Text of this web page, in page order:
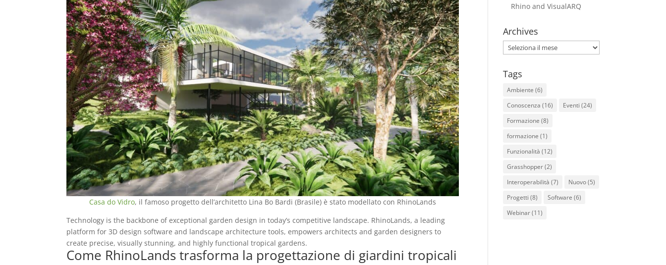
Casa do Vidro, il famoso progetto dell’architetto Lina Bo Bardi (Brasile) è stato modellato con RhinoLands
Technology is the backbone of exceptional garden design in today’s competitive landscape. RhinoLands, a leading
platform for 3D design software and landscape architecture tools, empowers architects and garden designers to
create precise, visually stunning, and highly functional tropical gardens.
Come RhinoLands trasforma la progettazione di giardini tropicali
Rhino and VisualARQ
Archives
Archives
Tags
Ambiente (6)
Conoscenza (16) Eventi (24)
Formazione (8)
formazione (1)
Funzionalità (12)
Grasshopper(2)
Interoperabilità (7) Nuovo(5)
Progetti (8) Software (6)
Webinar(11)